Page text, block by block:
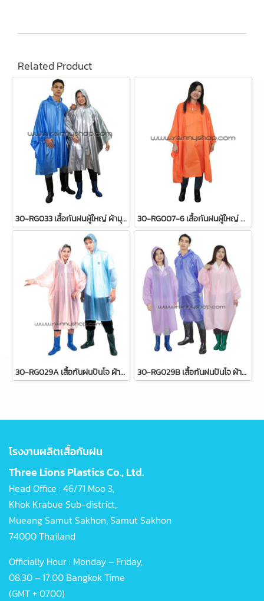
Related Product
30-RG033 เสื้อกันฝนผู้ใหญ่ ผ้ามุก แบบค้างคาว 30-RG007-6 เสื้อกันฝนผู้ใหญ่ ส้มจราจร แบบค้างคาว
30-RG029A เสื้อกันฝนปันโจ ผ้าสีหวาน แขนจั๊ม ผ่าหน้า 029A 30-RG029B เสื้อกันฝนปันโจ ผ้าสีหวาน แขนจั๊ม กระดุม 2 เม็ด (คอโปโล) 029B
โรงงานผลิตเสื้อกันฝน
Three Lions Plastics Co., Ltd.
Head Office : 46/71 Moo 3,
Khok Krabue Sub-district,
Mueang Samut Sakhon, Samut Sakhon
74000 Thailand
Officially Hour : Monday – Friday,
08.30 – 17.00 Bangkok Time
(GMT + 0700)